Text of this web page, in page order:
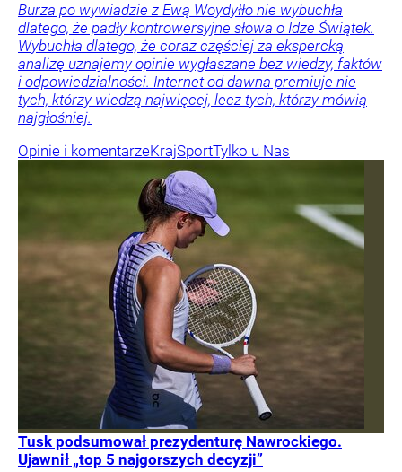
Burza po wywiadzie z Ewą Woydyłło nie wybuchła
dlatego, że padły kontrowersyjne słowa o Idze Świątek.
Wybuchła dlatego, że coraz częściej za ekspercką
analizę uznajemy opinie wygłaszane bez wiedzy, faktów
i odpowiedzialności. Internet od dawna premiuje nie
tych, którzy wiedzą najwięcej, lecz tych, którzy mówią
najgłośniej.
Opinie i komentarzeKrajSportTylko u Nas
Tusk podsumował prezydenturę Nawrockiego.
Ujawnił „top 5 najgorszych decyzji”